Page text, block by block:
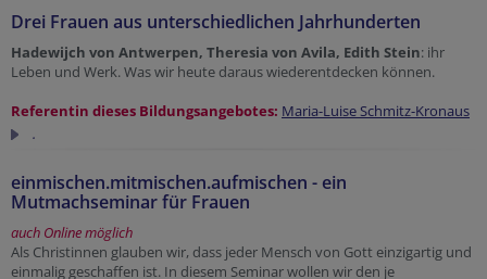
Drei Frauen aus unterschiedlichen Jahrhunderten
Hadewijch von Antwerpen, Theresia von Avila, Edith Stein: ihr
Leben und Werk. Was wir heute daraus wiederentdecken können.
Referentin dieses Bildungsangebotes: Maria-Luise Schmitz-Kronaus
.
einmischen.mitmischen.aufmischen - ein
Mutmachseminar für Frauen
auch Online möglich
Als Christinnen glauben wir, dass jeder Mensch von Gott einzigartig und
einmalig geschaffen ist. In diesem Seminar wollen wir den je